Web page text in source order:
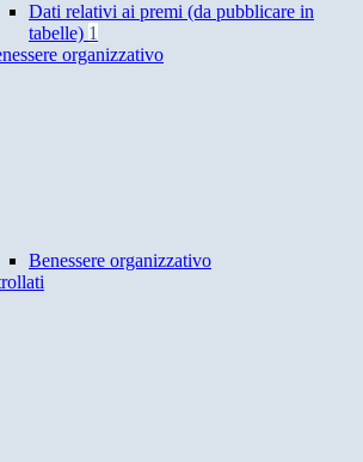
Dati relativi ai premi (da pubblicare in
tabelle) 1
organizzativo
Benessere organizzativo